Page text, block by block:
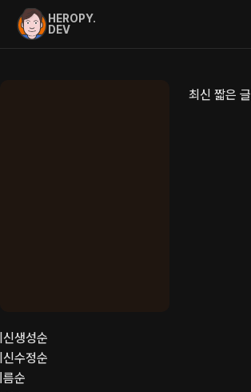
HEROPY.
DEV
최신 짧은 글
신생성순
신수정순
름순